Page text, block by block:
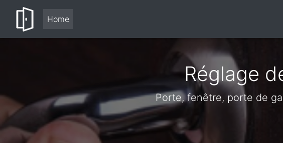
Home
Réglage
Porte, fenêtre, porte de